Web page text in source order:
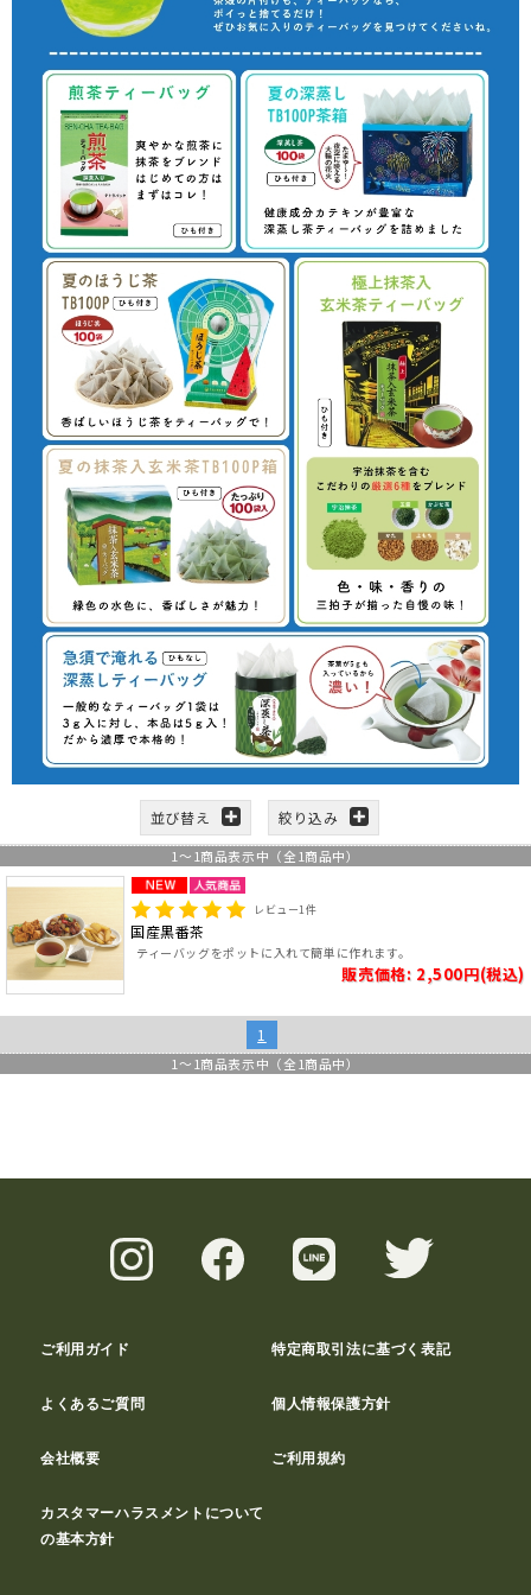
並び替え 絞り込み
1 ～ 1商品表示中（全 1商品中）
レビュー1件
国産黒番茶
ティーバッグをポットに入れて簡単に作れます。
販売価格: 2,500円(税込)
1
1 ～ 1商品表示中（全 1商品中）
ご利用ガイド 特定商取引法に基づく表記
よくあるご質問 個人情報保護方針
会社概要 ご利用規約
カスタマーハラスメントについて
の基本方針